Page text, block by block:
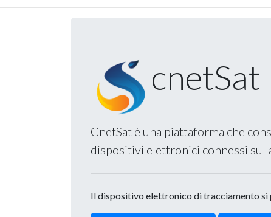
cnetSat
CnetSat è una piattaforma che
dispositivi elettronici connessi
Il dispositivo elettronico di tracciamento si